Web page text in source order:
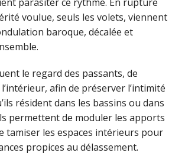
voulue, seuls les volets, viennent
baroque, décalée et
le regard des passants, de
afin de préserver l’intimité
résident dans les bassins ou dans
permettent de moduler les apports
tamiser les espaces intérieurs pour
propices au délassement.